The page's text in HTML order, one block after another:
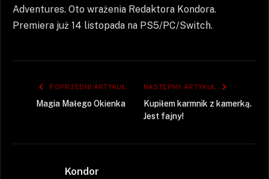
Adventures. Oto wrażenia Redaktora Kondora.
Premiera już 14 listopada na PS5/PC/Switch.
POPRZEDNI ARTYKUŁ
Magia Małego Okienka
NASTĘPNY ARTYKUŁ
Kupiłem karmnik z kamerką.
Jest fajny!
Kondor